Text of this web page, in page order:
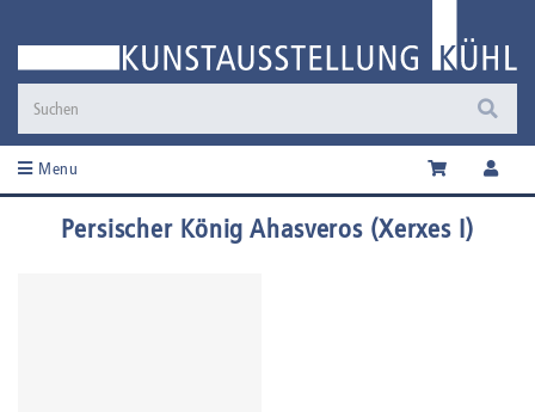
Menu
Persischer König Ahasveros (Xerxes I)